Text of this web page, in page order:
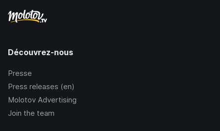
Découvrez-nous
Presse
Press releases (en)
Molotov Advertising
Join the team